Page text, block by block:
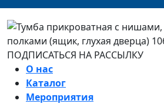
ПОДПИСАТЬСЯ НА РАССЫЛКУ
О нас
Каталог
Мероприятия